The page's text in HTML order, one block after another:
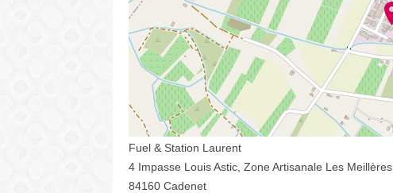
Fuel & Station Laurent
4 Impasse Louis Astic, Zone Artisanale Les Meillères
84160 Cadenet